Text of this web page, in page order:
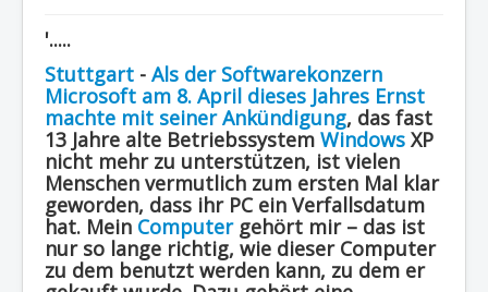
WISSEN - aktuell
Region - BBSifi
Verlag
'.....
Stuttgart - Als der Softwarekonzern
Microsoft am 8. April dieses Jahres Ernst
machte mit seiner Ankündigung, das fast
13 Jahre alte Betriebssystem Windows XP
nicht mehr zu unterstützen, ist vielen
Menschen vermutlich zum ersten Mal klar
geworden, dass ihr PC ein Verfallsdatum
hat. Mein Computergehört mir – das ist
nur so lange richtig, wie dieser Computer
zu dem benutzt werden kann, zu dem er